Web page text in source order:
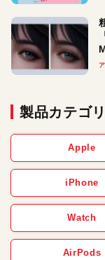
製品カテゴリ
Apple
iPhone
Watch
AirPods